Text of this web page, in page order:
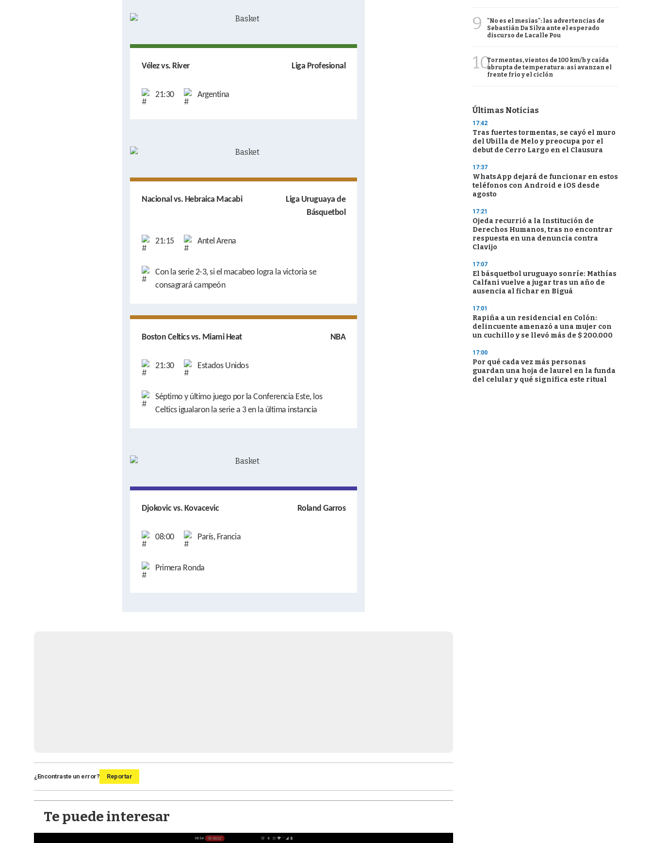
Vélez vs. River Liga Profesional
21:30 Argentina
Nacional vs. Hebraica Macabi
Liga Uruguaya de
Básquetbol
21:15 Antel Arena
Con la serie 2-3, si el macabeo logra la victoria se
consagrará campeón
Boston Celtics vs. Miami Heat NBA
21:30 Estados Unidos
Séptimo y último juego por la Conferencia Este, los
Celtics igualaron la serie a 3 en la última instancia
Djokovic vs. Kovacevic Roland Garros
08:00 París, Francia
Primera Ronda
¿Encontraste un error? Reportar
Te puede interesar
9
"No es el mesías": las advertencias de
Sebastián Da Silva ante el esperado
discurso de Lacalle Pou
10Tormentas, vientos de 100 km/h y caída
abrupta de temperatura: así avanzan el
frente frío y el ciclón
Últimas Noticias
17:42
Tras fuertes tormentas, se cayó el muro
del Ubilla de Melo y preocupa por el
debut de Cerro Largo en el Clausura
17:37
WhatsApp dejará de funcionar en estos
teléfonos con Android e iOS desde
agosto
17:21
Ojeda recurrió a la Institución de
Derechos Humanos, tras no encontrar
respuesta en una denuncia contra
Clavijo
17:07
El básquetbol uruguayo sonríe: Mathías
Calfani vuelve a jugar tras un año de
ausencia al fichar en Biguá
17:01
Rapiña a un residencial en Colón:
delincuente amenazó a una mujer con
un cuchillo y se llevó más de $ 200.000
17:00
Por qué cada vez más personas
guardan una hoja de laurel en la funda
del celular y qué significa este ritual